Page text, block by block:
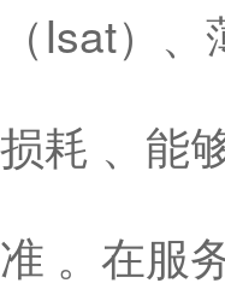
（Isat）
损耗 、能
准 。在服